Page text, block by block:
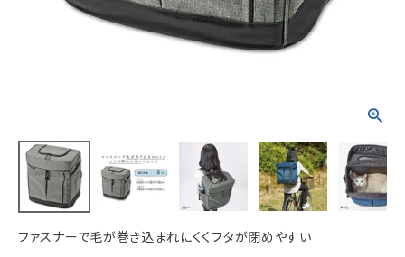
ファスナーで毛が巻き込まれにくくフタが閉めやすい